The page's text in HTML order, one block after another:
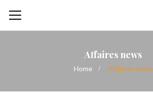
Affaires news
Home Affaires news